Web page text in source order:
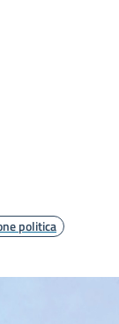
politica